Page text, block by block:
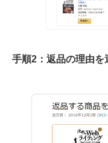
手順2：返品の理由を